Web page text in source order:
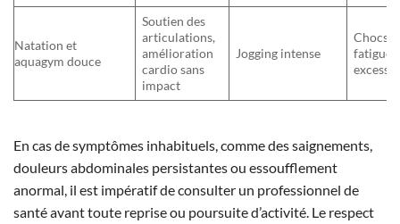
Natation et
aquagym douce
Soutien des
articulations,
amélioration
cardio sans
impact
Jogging intense
Chocs
fatigue
En cas de symptômes inhabituels, comme des saignements,
douleurs abdominales persistantes ou essoufflement
anormal, il est impératif de consulter un professionnel de
santé avant toute reprise ou poursuite d’activité. Le respect